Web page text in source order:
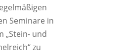
Seminare in
„Stein- und
zu